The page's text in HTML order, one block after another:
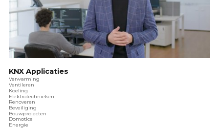
KNX Applicaties
Verwarming
Ventileren
Koeling
Elektrotechnieken
Renoveren
Beveiliging
Bouwprojecten
Domotica
Energie